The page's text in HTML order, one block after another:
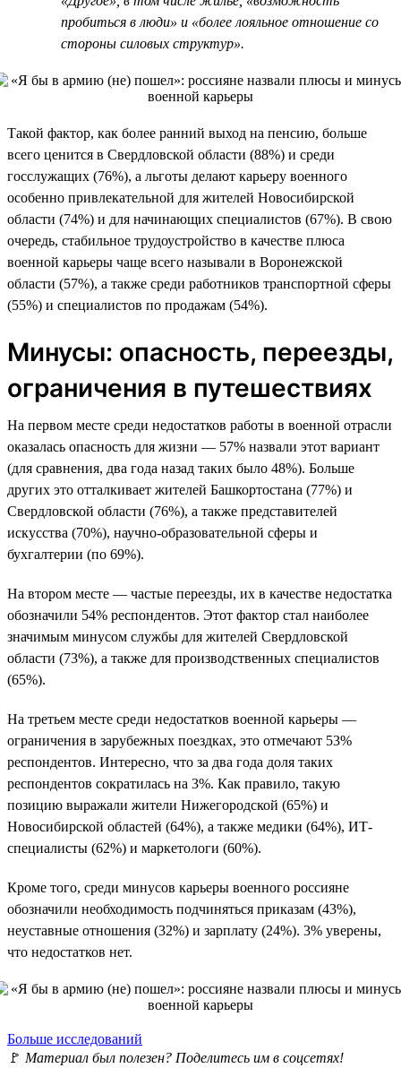
пробиться в люди» и «более лояльное отношение со
стороны силовых структур».
Такой фактор, как более ранний выход на пенсию, больше
всего ценится в Свердловской области (88%) и среди
госслужащих (76%), а льготы делают карьеру военного
особенно привлекательной для жителей Новосибирской
области (74%) и для начинающих специалистов (67%). В свою
очередь, стабильное трудоустройство в качестве плюса
военной карьеры чаще всего называли в Воронежской
области (57%), а также среди работников транспортной сферы
(55%) и специалистов по продажам (54%).
Минусы: опасность, переезды,
ограничения в путешествиях
На первом месте среди недостатков работы в военной отрасли
оказалась опасность для жизни — 57% назвали этот вариант
(для сравнения, два года назад таких было 48%). Больше
других это отталкивает жителей Башкортостана (77%) и
Свердловской области (76%), а также представителей
искусства (70%), научно-образовательной сферы и
бухгалтерии (по 69%).
На втором месте — частые переезды, их в качестве недостатка
обозначили 54% респондентов. Этот фактор стал наиболее
значимым минусом службы для жителей Свердловской
области (73%), а также для производственных специалистов
(65%).
На третьем месте среди недостатков военной карьеры —
ограничения в зарубежных поездках, это отмечают 53%
респондентов. Интересно, что за два года доля таких
респондентов сократилась на 3%. Как правило, такую
позицию выражали жители Нижегородской (65%) и
Новосибирской областей (64%), а также медики (64%), ИТ-
специалисты (62%) и маркетологи (60%).
Кроме того, среди минусов карьеры военного россияне
обозначили необходимость подчиняться приказам (43%),
неуставные отношения (32%) и зарплату (24%). 3% уверены,
что недостатков нет.
Больше исследований
🚩 Материал был полезен? Поделитесь им в соцсетях!